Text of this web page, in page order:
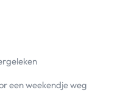
een weekendje weg